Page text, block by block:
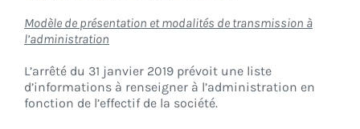
Modèle de présentation et modalités de transmission à
l’administration
L’arrêté du 31 janvier 2019 prévoit une liste
d’informations à renseigner à l’administration en
fonction de l’effectif de la société.